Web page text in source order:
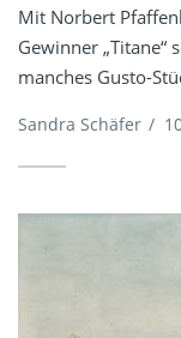
Mit Norbert
Gewinner „Titane“
manches Gusto-
Sandra Schäfer /